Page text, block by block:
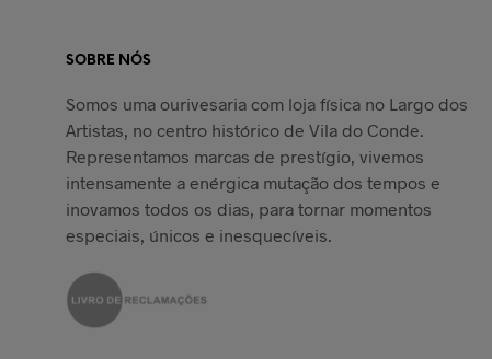
SOBRE NÓS
Somos uma ourivesaria com loja física no Largo dos
Artistas, no centro histórico de Vila do Conde.
Representamos marcas de prestígio, vivemos
intensamente a enérgica mutação dos tempos e
inovamos todos os dias, para tornar momentos
especiais, únicos e inesquecíveis.